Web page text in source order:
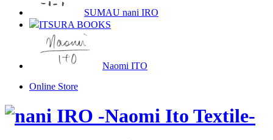
SUMAU nani IRO
ITSURA BOOKS
Naomi ITO
Online Store